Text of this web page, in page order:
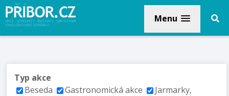
Menu
Typ akce
Beseda
Gastronomická akce
Jarmarky,